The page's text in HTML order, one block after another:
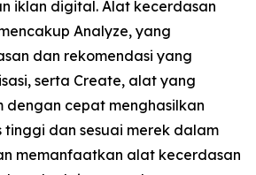
iklan digital. Alat kecerdasan
Analyze, yang
dan rekomendasi yang
serta Create, alat yang
dengan cepat menghasilkan
dan sesuai merek dalam
memanfaatkan alat kecerdasan